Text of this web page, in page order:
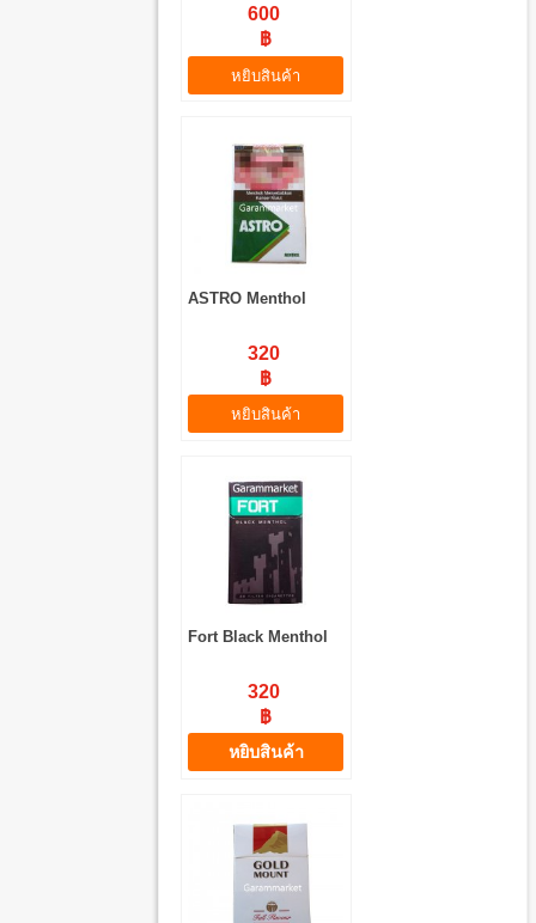
600
฿
หยิบสินค้า
ASTRO Menthol
320
฿
หยิบสินค้า
Fort Black Menthol
320
฿
หยิบสินค้า